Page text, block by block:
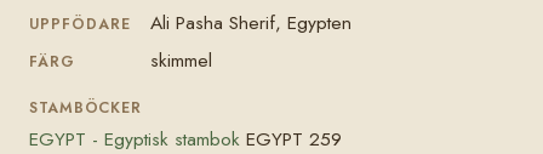
UPPFÖDARE Ali Pasha Sherif, Egypten
FÄRG skimmel
STAMBÖCKER
EGYPT - Egyptisk stambok EGYPT 259